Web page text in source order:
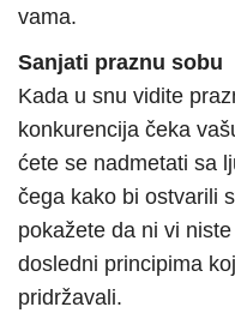
vama.
Sanjati praznu sobu
Kada u snu vidite
konkurencija čeka
ćete se nadmetati sa
čega kako bi ostvarili
pokažete da ni vi
dosledni principima
pridržavali.